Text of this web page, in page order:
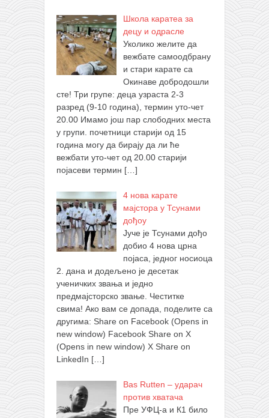
Школа каратеа за
децу и одрасле
Уколико желите да
вежбате самоодбрану
и стари карате са
Окинаве добродошли
сте! Три групе: деца узраста 2-3
разред (9-10 година), термин уто-чет
20.00 Имамо још пар слободних места
у групи. почетници старији од 15
година могу да бирају да ли ће
вежбати уто-чет од 20.00 старији
појасеви термин […]
4 нова карате
мајстора у Тсунами
дођоу
Јуче је Тсунами дођо
добио 4 нова црна
појаса, једног носиоца
2. дана и додељено је десетак
ученичких звања и једно
предмајсторско звање. Честитке
свима! Ако вам се допада, поделите са
другима: Share on Facebook (Opens in
new window) Facebook Share on X
(Opens in new window) X Share on
LinkedIn […]
Bas Rutten – ударач
против хватача
Пре УФЦ-а и К1 било